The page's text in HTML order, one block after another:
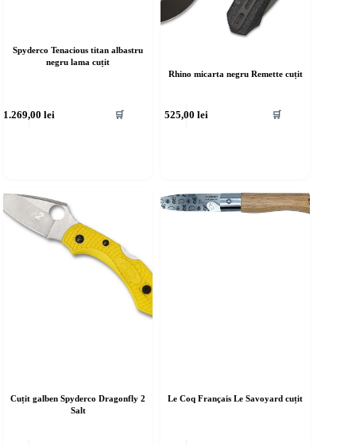
Spyderco Tenacious titan albastru
negru lama cuțit
1.269,00 lei 🛒
Rhino micarta negru Remette cuțit
525,00 lei 🛒
Cuțit galben Spyderco Dragonfly 2
Salt
Le Coq Français Le Savoyard cuțit